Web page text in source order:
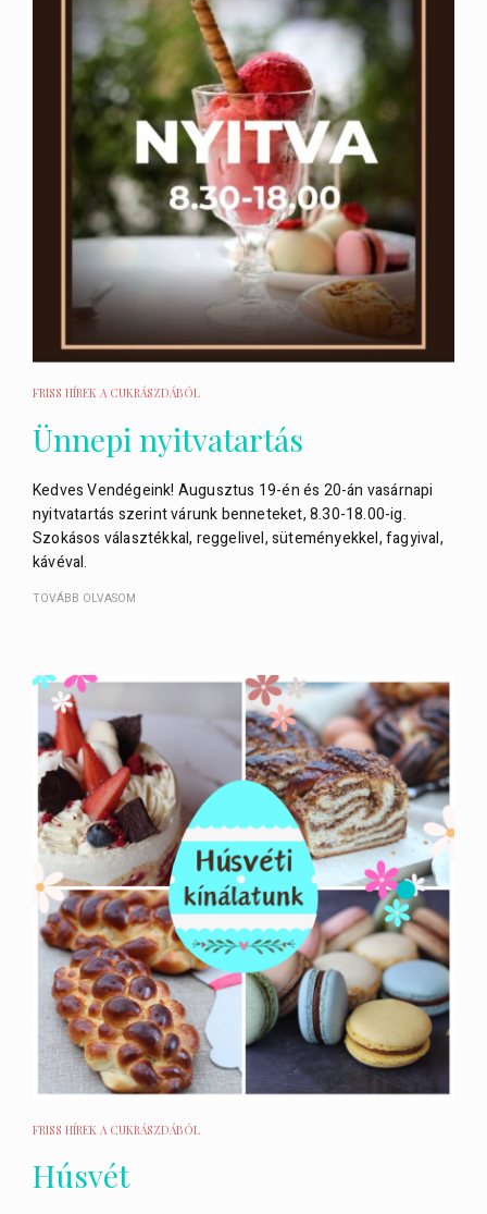
FRISS HÍREK A CUKRÁSZDÁBÓL
Ünnepi nyitvatartás
Kedves Vendégeink! Augusztus 19-én és 20-án vasárnapi
nyitvatartás szerint várunk benneteket, 8.30-18.00-ig.
Szokásos választékkal, reggelivel, süteményekkel, fagyival,
kávéval.
TOVÁBB OLVASOM
FRISS HÍREK A CUKRÁSZDÁBÓL
Húsvét